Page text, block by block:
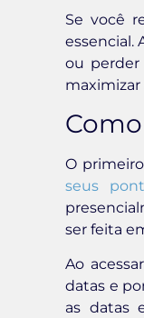
Se você
essencial.
ou perder
maximizar
O
seus
ser feita
Ao
datas e
as datas